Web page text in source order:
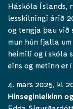
Háskóla Íslands,
lesskilningi árið
og tengja þau við
mun hún fjalla
heimili og í skóla
eins og metinn er
4. mars 2025, kl
Hinseginleikinn